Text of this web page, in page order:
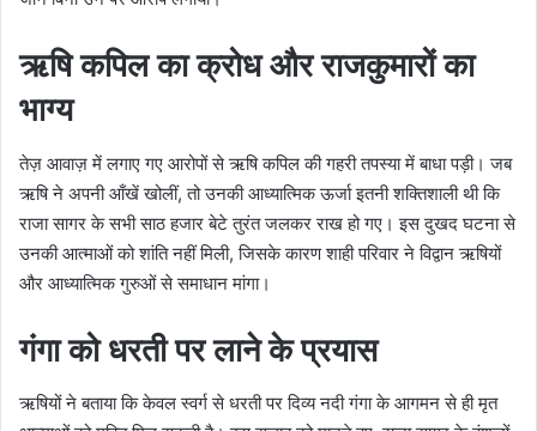
ऋषि कपिल का क्रोध और राजकुमारों का
भाग्य
तेज़ आवाज़ में लगाए गए आरोपों से ऋषि कपिल की गहरी तपस्या में बाधा पड़ी। जब
ऋषि ने अपनी आँखें खोलीं, तो उनकी आध्यात्मिक ऊर्जा इतनी शक्तिशाली थी कि
राजा सागर के सभी साठ हजार बेटे तुरंत जलकर राख हो गए। इस दुखद घटना से
उनकी आत्माओं को शांति नहीं मिली, जिसके कारण शाही परिवार ने विद्वान ऋषियों
और आध्यात्मिक गुरुओं से समाधान मांगा।
गंगा को धरती पर लाने के प्रयास
ऋषियों ने बताया कि केवल स्वर्ग से धरती पर दिव्य नदी गंगा के आगमन से ही मृत